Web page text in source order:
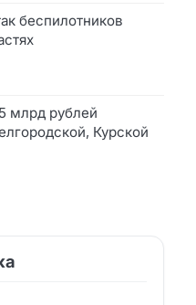
беспилотников
млрд рублей
Курской